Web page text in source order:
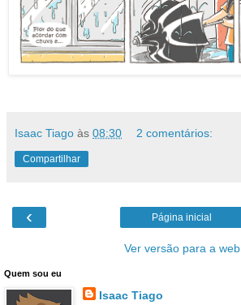
Isaac Tiago às 08:30 2 comentários:
Compartilhar
‹ Página inicial
Ver versão para a web
Quem sou eu
Isaac Tiago